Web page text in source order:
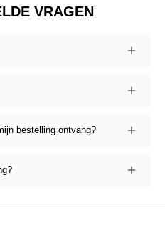
VRAGEN
bestelling ontvang?